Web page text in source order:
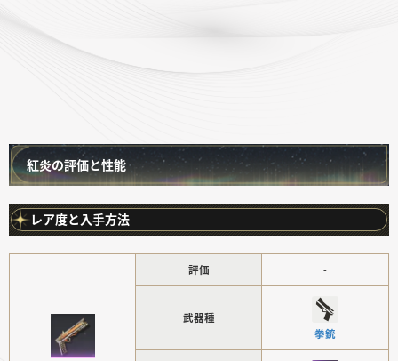
紅炎の評価と性能
レア度と入手方法
評価 -
武器種
拳銃